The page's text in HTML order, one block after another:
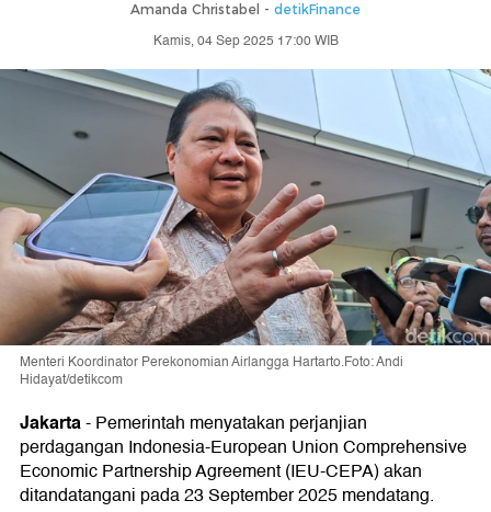
Amanda Christabel - detikFinance
Kamis, 04 Sep 2025 17:00 WIB
Menteri Koordinator Perekonomian Airlangga Hartarto.Foto: Andi
Hidayat/detikcom
Jakarta-Pemerintah menyatakan perjanjian
perdagangan Indonesia-European Union Comprehensive
Economic Partnership Agreement (IEU-CEPA) akan
ditandatangani pada 23 September 2025 mendatang.